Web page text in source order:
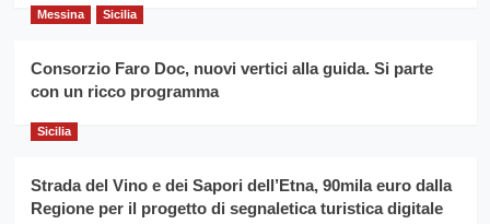
grano
anno
Franco
Caruso
Messina Sicilia
Consorzio Faro Doc, nuovi vertici alla guida. Si parte
con un ricco programma
Sicilia
Strada del Vino e dei Sapori dell’Etna, 90mila euro dalla
Regione per il progetto di segnaletica turistica digitale